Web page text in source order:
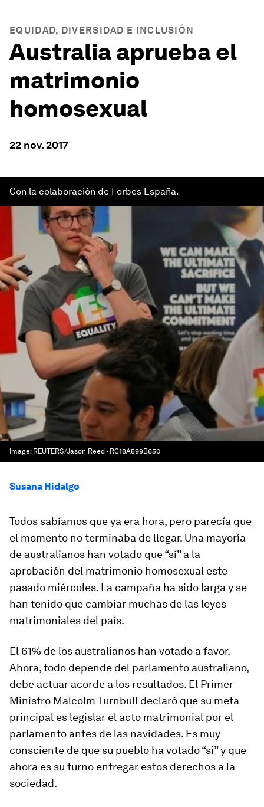
EQUIDAD, DIVERSIDAD E INCLUSIÓN
Australia aprueba el
matrimonio
homosexual
22 nov. 2017
Con la colaboración de Forbes España.
Image: REUTERS/Jason Reed - RC18A599B650
Susana Hidalgo
Todos sabíamos que ya era hora, pero parecía que
el momento no terminaba de llegar. Una mayoría
de australianos han votado que “sí” a la
aprobación del matrimonio homosexual este
pasado miércoles. La campaña ha sido larga y se
han tenido que cambiar muchas de las leyes
matrimoniales del país.
El 61% de los australianos han votado a favor.
Ahora, todo depende del parlamento australiano,
debe actuar acorde a los resultados. El Primer
Ministro Malcolm Turnbull declaró que su meta
principal es legislar el acto matrimonial por el
parlamento antes de las navidades. Es muy
consciente de que su pueblo ha votado “si” y que
ahora es su turno entregar estos derechos a la
sociedad.